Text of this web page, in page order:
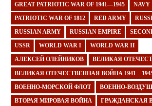
GREAT PATRIOTIC WAR OF 1941—1945 NAVY
PATRIOTIC WAR OF 1812 RED ARMY
RUSSIAN ARMY RUSSIAN EMPIRE
USSR WORLD WAR I WORLD WAR II
АЛЕКСЕЙ ОЛЕЙНИКОВ ВЕЛИКАЯ
ВЕЛИКАЯ ОТЕЧЕСТВЕННАЯ ВОЙНА
ВОЕННО-МОРСКОЙ ФЛОТ ВОЕННО-
ВТОРАЯ МИРОВАЯ ВОЙНА ГРАЖДАНСКАЯ